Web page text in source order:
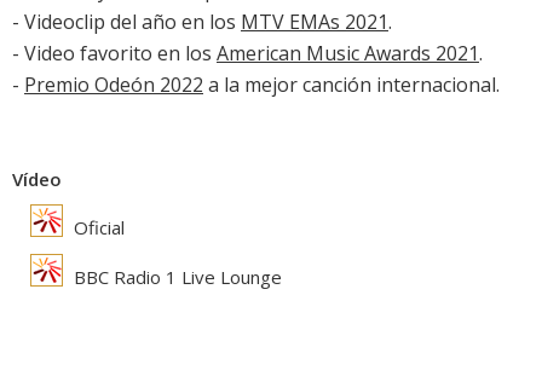
- Videoclip del año en los MTV EMAs 2021.
- Video favorito en los American Music Awards 2021.
- Premio Odeón 2022 a la mejor canción internacional.
Vídeo
Oficial
BBC Radio 1 Live Lounge